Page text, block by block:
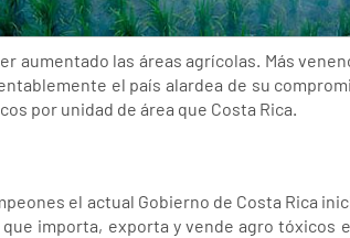
las áreas agrícolas. Más
el país alardea de su
por unidad de área que Costa Rica.
el actual Gobierno de Costa Rica
importa, exporta y vende agro tóxicos